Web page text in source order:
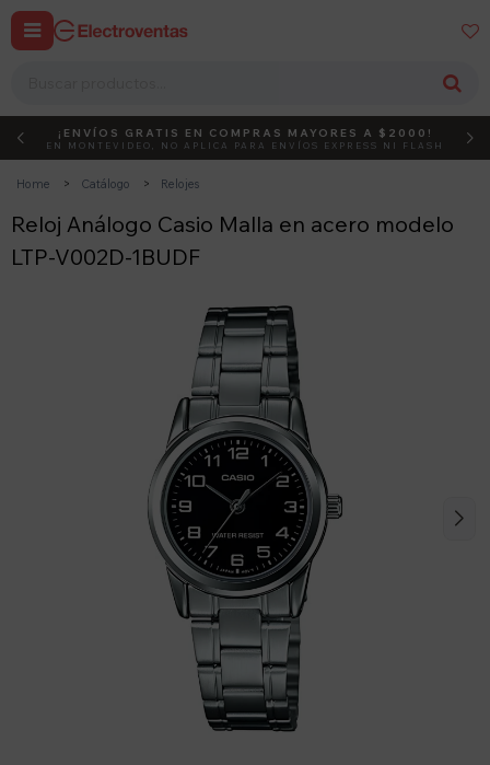
 
DEBUT ACTIVÁ EL CÓDIGO
¡ENVÍOS GRATIS EN COMPRAS MAYORES A $2000!
EN MONTEVIDEO, NO APLICA PARA ENVÍOS EXPRESS NI FLASH
Home Catálogo Relojes
Reloj Análogo Casio Malla en acero modelo
LTP-V002D-1BUDF